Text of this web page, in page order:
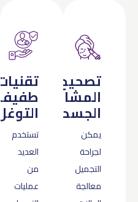
تصحيح
المشاكل
الجسدية
يمكن
لجراحة
التجميل
معالجة
تقنيات
طفيفة
التوغل
تستخدم
العديد
من
عمليات